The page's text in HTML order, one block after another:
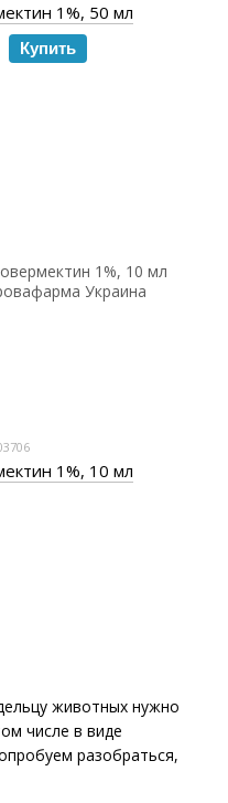
животных нужно
числе в виде
разобраться,
1%, 50 мл
Купить
1%, 10 мл